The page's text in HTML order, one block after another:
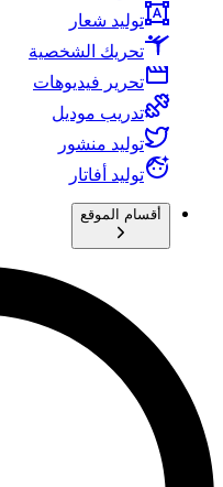
توليد شعار
تحريك الشخصية
تحرير فيديوهات
تدريب موديل
توليد منشور
توليد أفاتار
أقسام الموقع